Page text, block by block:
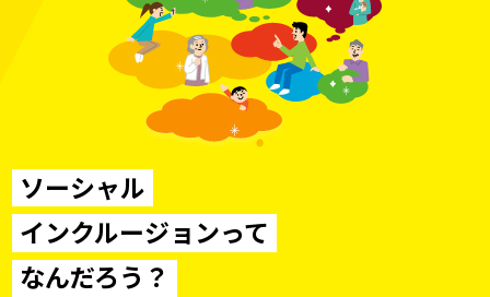
ソーシャル
インクルージョンって
なんだろう？